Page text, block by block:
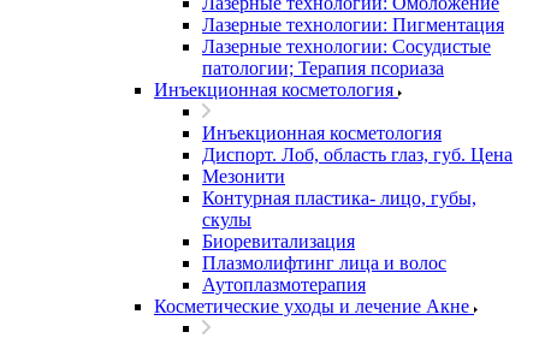
Лазерные технологии: Пигментация
Лазерные технологии: Сосудистые
патологии; Терапия псориаза
Инъекционная косметология
Инъекционная косметология
Диспорт. Лоб, область глаз, губ. Цена
Мезонити
Контурная пластика- лицо, губы,
скулы
Биоревитализация
Плазмолифтинг лица и волос
Аутоплазмотерапия
Косметические уходы и лечение Акне